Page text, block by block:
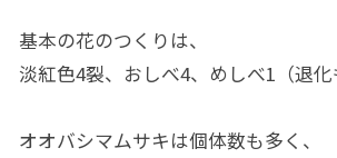
基本の花のつくりは、
淡紅色4裂、おしべ4、めしべ1（退化
オオバシマムサキは個体数も多く、